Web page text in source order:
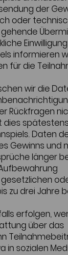
der
oder
informieren
für die
wir die
Rückfragen
dies
Daten
Gewinns und
länger
zu drei Jahre
erfolgen,
über das
sozialen